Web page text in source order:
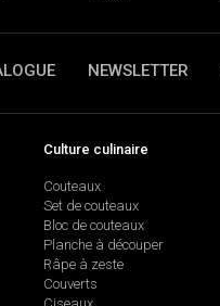
NEWSLETTER
Culture culinaire
Couteaux
Set de couteaux
Bloc de couteaux
Planche à découper
Râpe à zeste
Couverts